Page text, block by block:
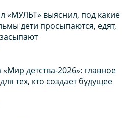
«МУЛЬТ» выяснил, под какие
дети просыпаются, едят,
«Мир детства-2026»: главное
тех, кто создает будущее